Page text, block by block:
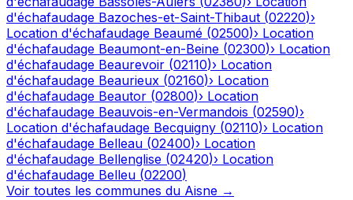
d'échafaudage Bazoches-et-Saint-Thibaut (02220)›
Location d'échafaudage Beaumé (02500)› Location
d'échafaudage Beaumont-en-Beine (02300)› Location
d'échafaudage Beaurevoir (02110)› Location
d'échafaudage Beaurieux (02160)› Location
d'échafaudage Beautor (02800)› Location
d'échafaudage Beauvois-en-Vermandois (02590)›
Location d'échafaudage Becquigny (02110)› Location
d'échafaudage Belleau (02400)› Location
d'échafaudage Bellenglise (02420)› Location
d'échafaudage Belleu (02200)
Voir toutes les communes du Aisne →